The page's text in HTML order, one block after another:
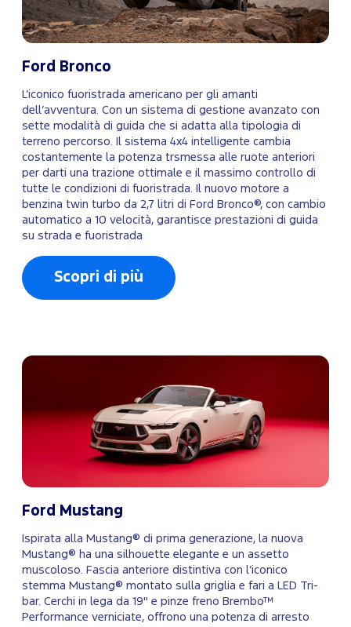
Ford Bronco
L’iconico fuoristrada americano per gli amanti
dell’avventura. Con un sistema di gestione avanzato con
sette modalità di guida che si adatta alla tipologia di
terreno percorso. Il sistema 4x4 intelligente cambia
costantemente la potenza trsmessa alle ruote anteriori
per darti una trazione ottimale e il massimo controllo di
tutte le condizioni di fuoristrada. Il nuovo motore a
benzina twin turbo da 2,7 litri di Ford Bronco®, con cambio
automatico a 10 velocità, garantisce prestazioni di guida
su strada e fuoristrada
Scopri di più
Ford Mustang
Ispirata alla Mustang® di prima generazione, la nuova
Mustang® ha una silhouette elegante e un assetto
muscoloso. Fascia anteriore distintiva con l’iconico
stemma Mustang® montato sulla griglia e fari a LED Tri-
bar. Cerchi in lega da 19" e pinze freno Brembo™
Performance verniciate, offrono una potenza di arresto